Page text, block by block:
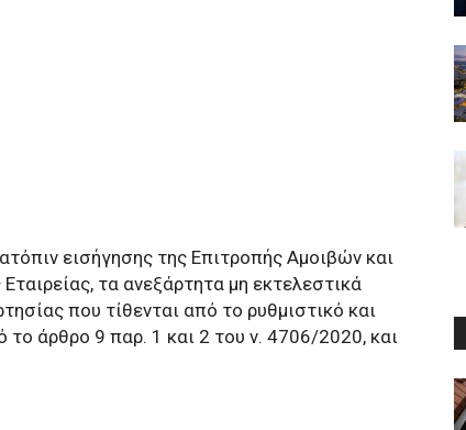
εισήγησης της Επιτροπής Αμοιβών και
τα ανεξάρτητα μη εκτελεστικά
που τίθενται από το ρυθμιστικό και
το άρθρο 9 παρ. 1 και 2 του ν. 4706/2020, και